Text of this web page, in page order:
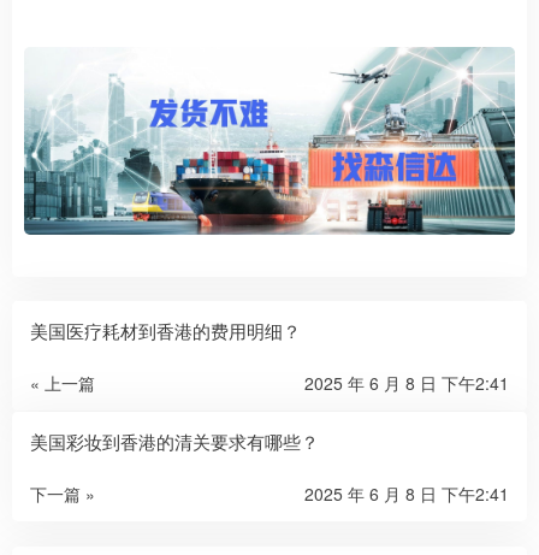
美国医疗耗材到香港的费用明细？
« 上一篇 2025 年 6 月 8 日 下午2:41
美国彩妆到香港的清关要求有哪些？
下一篇 » 2025 年 6 月 8 日 下午2:41